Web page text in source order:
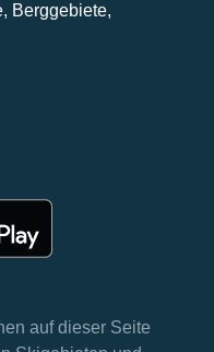
Berggebiete,
auf dieser Seite